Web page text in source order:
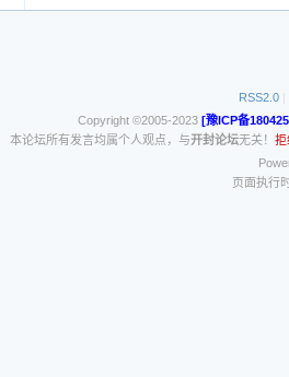
RSS2.0 |
Copyright ©2005-2023 [豫ICP备
本论坛所有发言均属个人观点，与开封论坛无关！ 拒
页面执行